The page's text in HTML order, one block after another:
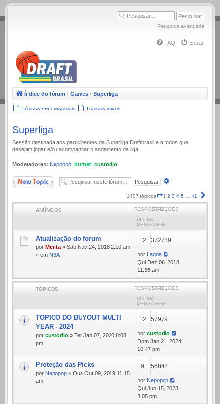
.
Pesquisa avançada
FAQ Entrar
Índice do fórum ‹ Games ‹ Superliga
Tópicos sem resposta Tópicos ativos
Superliga
Sessão destinada aos participantes da Superliga Draftbrasil e a todos que
desejam jogar e/ou acompanhar o andamento da liga.
Moderadores: Nepopop burnet custodio
Novo Tópico
1407 tópicos Página
1
de
1 2 3 4 5 … 41
ANÚNCIOS RESPOSTASEXIBIÇÕES
ÚLTIMA
MENSAGEM
Atualização do forum
por Menta » Sáb Nov 24, 2018 2:10 am
» em NBA
12 372789
por
Lagoa
Qui Dez 06, 2018
11:36 am
TÓPICOS RESPOSTASEXIBIÇÕES
ÚLTIMA
MENSAGEM
TOPICO DO BUYOUT MULTI
YEAR - 2024
por custodio » Ter Jan 07, 2020 8:08
pm
12 57979
por custodio
Dom Jan 21, 2024
10:47 pm
Proteção das Picks
por Nepopop » Qua Out 09, 2019 11:15
am
9 56842
por Nepopop
Qui Jun 15, 2023
3:05 pm